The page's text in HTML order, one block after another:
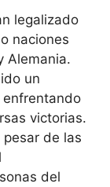
legalizado
naciones
Alemania.
un
enfrentando
victorias.
de las
del